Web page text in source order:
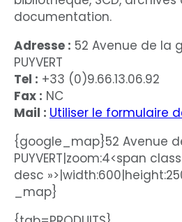
documentation.
Adresse : 52 Avenue de la
PUYVERT
Tel : +33 (0)9.66.13.06.92
Fax : NC
Mail : Utiliser le formulaire
{google_map}52 Avenue
PUYVERT|zoom:4<span
desc
_map}